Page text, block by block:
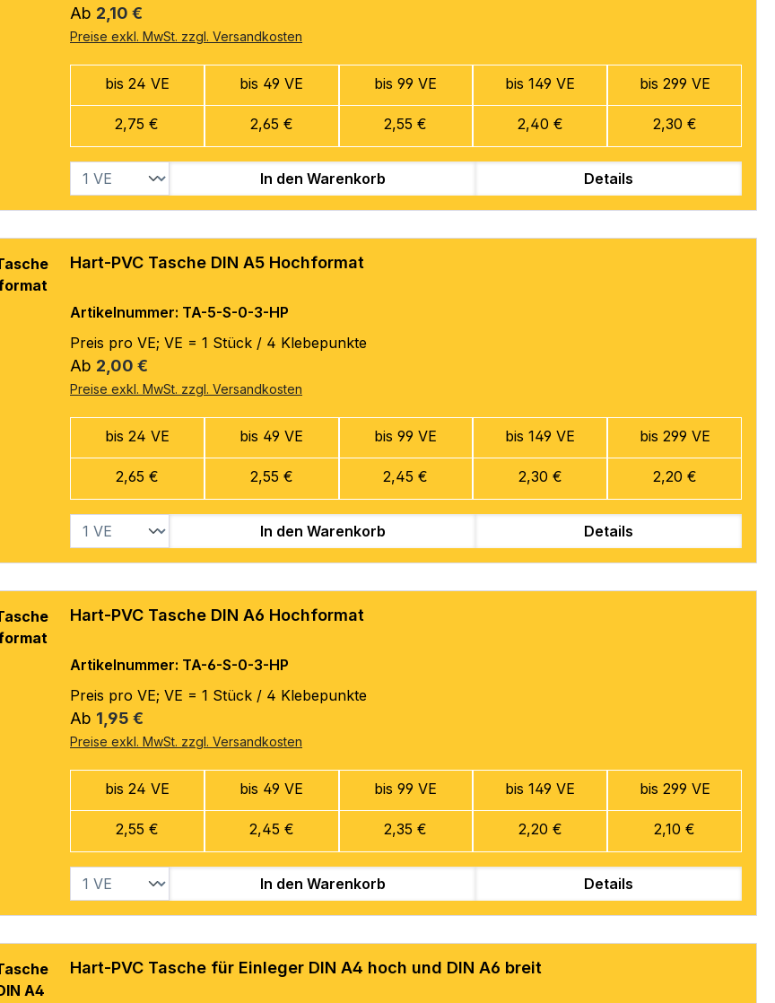
Regulärer Preis:
Ab 2,10 €
Preise exkl. MwSt. zzgl. Versandkosten
bis 24 VE
2,75 €
bis 49 VE
2,65 €
bis 99 VE
2,55 €
bis 149 VE
2,40 €
bis 299 VE
2,30 €
In den Warenkorb Details
Hart-PVC Tasche DIN A5 Hochformat
Artikelnummer: TA-5-S-0-3-HP
Preis pro VE; VE = 1 Stück / 4 Klebepunkte
Regulärer Preis:
Ab 2,00 €
Preise exkl. MwSt. zzgl. Versandkosten
bis 24 VE
2,65 €
bis 49 VE
2,55 €
bis 99 VE
2,45 €
bis 149 VE
2,30 €
bis 299 VE
2,20 €
In den Warenkorb Details
Hart-PVC Tasche DIN A6 Hochformat
Artikelnummer: TA-6-S-0-3-HP
Preis pro VE; VE = 1 Stück / 4 Klebepunkte
Regulärer Preis:
Ab 1,95 €
Preise exkl. MwSt. zzgl. Versandkosten
bis 24 VE
2,55 €
bis 49 VE
2,45 €
bis 99 VE
2,35 €
bis 149 VE
2,20 €
bis 299 VE
2,10 €
In den Warenkorb Details
Hart-PVC Tasche für Einleger DIN A4 hoch und DIN A6 breit